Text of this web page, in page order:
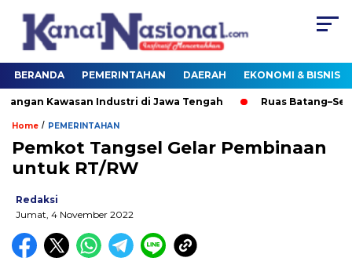
BERANDA PEMERINTAHAN DAERAH EKONOMI & BISNIS
Kawasan Industri di Jawa Tengah Ruas
Home / PEMERINTAHAN
Pemkot Tangsel Gelar Pembinaan
untuk RT/RW
Redaksi
Jumat, 4 November 2022